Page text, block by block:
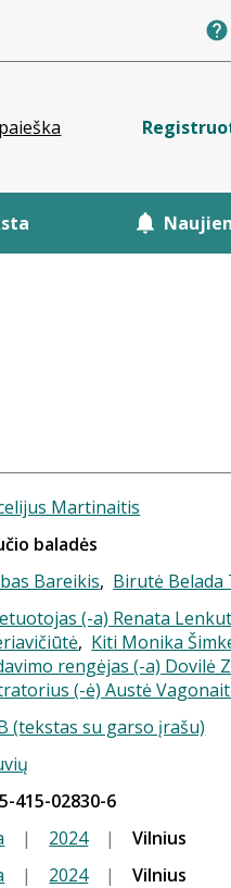
Martinaitis
baladės
Bareikis, Birutė
(-a) Renata
, Kiti Monika
rengėjas (-a) Dovilė
(-ė) Austė
(tekstas su garso įrašu)
415-02830-6
| 2024 |
Vilnius
| 2024 |
Vilnius